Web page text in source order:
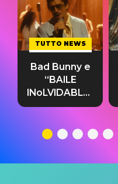
TUTTO NEWS
Bad Bunny e
“BAILE
INoLVIDABLE”:
testo,
significato